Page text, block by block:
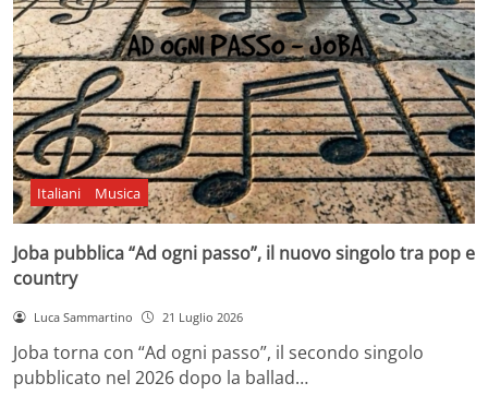
Italiani Musica
Joba pubblica “Ad ogni passo”, il nuovo singolo tra pop e
country
Luca Sammartino 21 Luglio 2026
Joba torna con “Ad ogni passo”, il secondo singolo
pubblicato nel 2026 dopo la ballad…